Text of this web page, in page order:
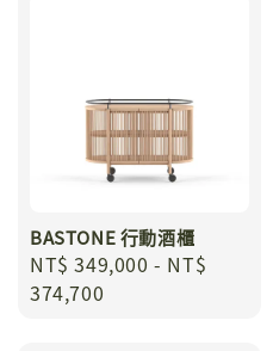
BASTONE 行動酒櫃
Regular
price
NT$ 349,000 - NT$
374,700